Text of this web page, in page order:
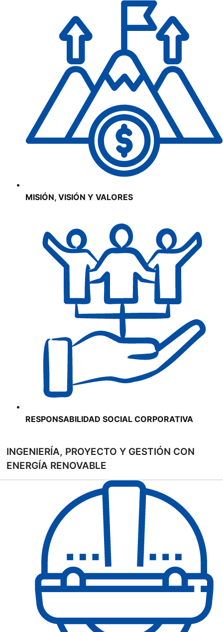
MISIÓN, VISIÓN Y VALORES
RESPONSABILIDAD SOCIAL CORPORATIVA
INGENIERÍA, PROYECTO Y GESTIÓN CON
ENERGÍA RENOVABLE